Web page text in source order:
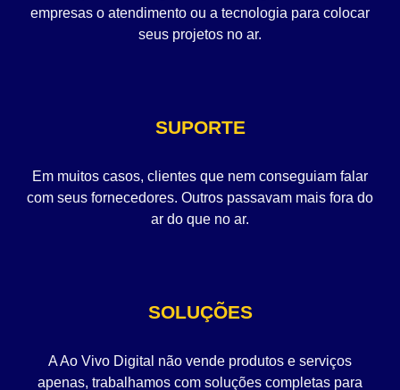
empresas o atendimento ou a tecnologia para colocar
seus projetos no ar.
SUPORTE
Em muitos casos, clientes que nem conseguiam falar
com seus fornecedores. Outros passavam mais fora do
ar do que no ar.
SOLUÇÕES
A Ao Vivo Digital não vende produtos e serviços
apenas, trabalhamos com soluções completas para